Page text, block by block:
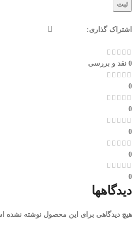
ثبت
اشتراک گذاری:
0 نقد و بررسی
0
0
0
0
0
دیدگاهها
هیچ دیدگاهی برای این محصول نوشته نشده